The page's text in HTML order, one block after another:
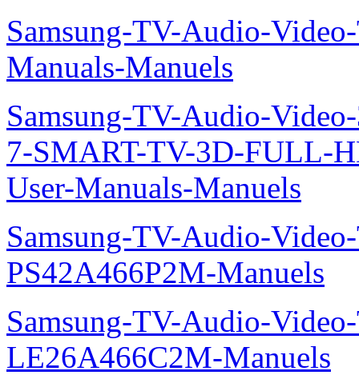
Samsung-TV-Audio-
Manuals-Manuels
Samsung-TV-Audio-
7-SMART-TV-3D-FULL-
User-Manuals-Manuels
Samsung-TV-Audio-
PS42A466P2M-Manuels
Samsung-TV-Audio-
LE26A466C2M-Manuels